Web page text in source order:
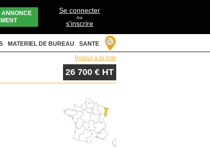
ANNONCE
Se connecter
ou
s'inscrire
MATERIEL DE BUREAU SANTE
Retour à la liste
26 700 € HT